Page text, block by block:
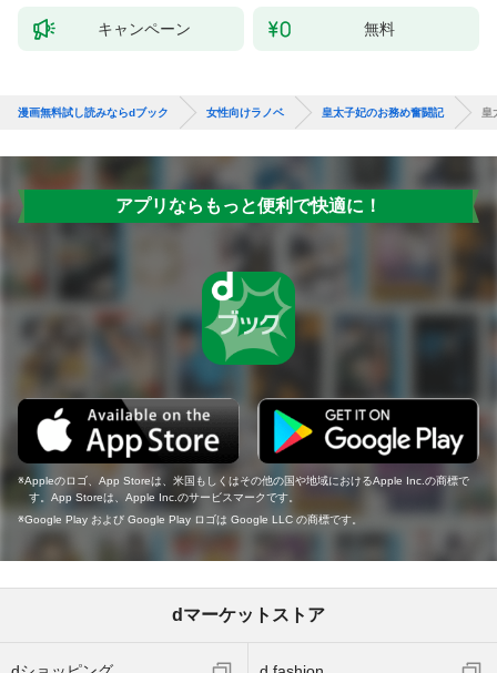
キャンペーン 無料
漫画無料試し読みならdブック 女性向けラノベ 皇太子妃のお務め奮闘記 皇
アプリならもっと便利で快適に！
Appleのロゴ、App Storeは、米国もしくはその他の国や地域におけるApple Inc.の商標で
す。App Storeは、Apple Inc.のサービスマークです。
Google Play および Google Play ロゴは Google LLC の商標です。
dマーケットストア